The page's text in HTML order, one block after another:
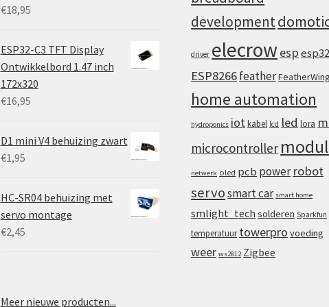
€18,95
ESP32-C3 TFT Display
Ontwikkelbord 1.47 inch
172x320
€16,95
D1 mini V4 behuizing zwart
€1,95
HC-SR04 behuizing met
servo montage
€2,45
Meer nieuwe producten...
development
driver elecrowespesp32
ESP8266featherFeatherWing
home automation
hydroponics iotkabel lcd led lora
microcontroller
netwerk oled pcb power robot
servosmart car smart home
smlight_tech solderen Sparkfun
temperatuur towerpro voeding
weer ws2812 Zigbee